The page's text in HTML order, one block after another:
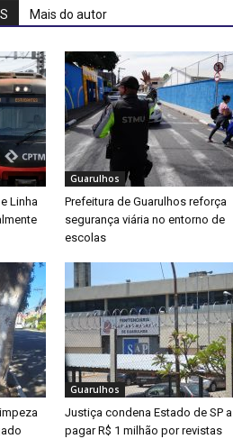
Mais do autor
Linha
Guarulhos
Prefeitura de Guarulhos reforça
segurança viária no entorno de
escolas
Guarulhos
Justiça condena Estado de SP a
pagar R$ 1 milhão por revistas